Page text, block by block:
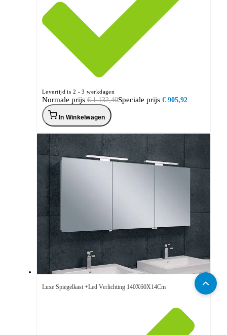
Levertijd is 2 - 3 werkdagen
Speciale prijs € 905,92
Normale prijs € 1.132,40
In Winkelwagen
Luxe Spiegelkast +Led Verlichting 140X60X14Cm